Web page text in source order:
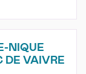
NIQUE
DE VAIVRE